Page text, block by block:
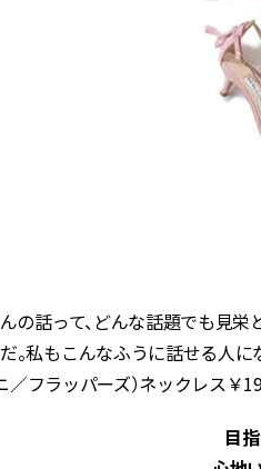
んの話って、どんな話題でも見
。私もこんなふうに話せる人に
／フラッパーズ）ネックレス￥
目